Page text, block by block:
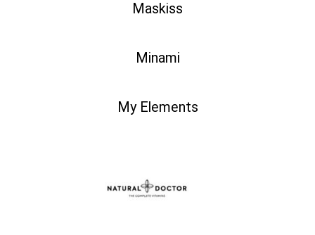
Maskiss
Minami
My Elements